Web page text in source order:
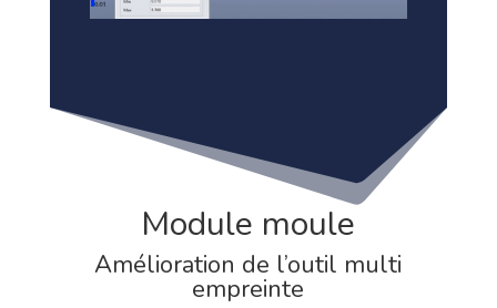
Module moule
Amélioration de l’outil multi
empreinte